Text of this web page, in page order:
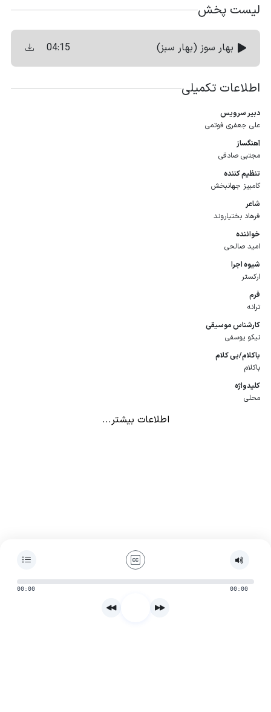
لیست پخش
بهار سوز (بهار سبز) 04:15
اطلاعات تکمیلی
دبیر سرویس
علی جعفری فوتمی
آهنگساز
مجتبی صادقی
تنظیم كننده
کامبیز جهانبخش
شاعر
فرهاد بختیاروند
خواننده
امید صالحی
شیوه اجرا
ارکستر
فرم
ترانه
كارشناس موسیقی
نیکو یوسفی
باكلام/بی كلام
باکلام
كلیدواژه
محلی
اطلاعات بیشتر...
00:00 00:00